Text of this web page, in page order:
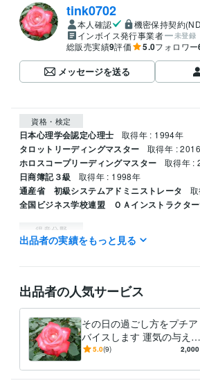
tink0702
本人確認 機密保持契約
インボイス発行事業者 未登録
総販売実績9評価 5.0フォロワー
メッセージを送る
資格・検定
日本心理学会認定心理士 取得年 : 1994年
タロットリーディングマスター 取得年 :
ホロスコープリーディングマスター 取得年 :
日商簿記３級 取得年 : 1998年
通産省 初級システムアドミニストレータ
全国ビジネス学校連盟 ＯＡインストラクタ
得意分野
占い 仕事上の人間関係　企業の本音
出品者の実績をもっと見る
出品者の人気サービス
その日の過ごし方をプチア
バイスします 運気の与える
神秘の世界を覗いてみま
5.0(9) 2,000